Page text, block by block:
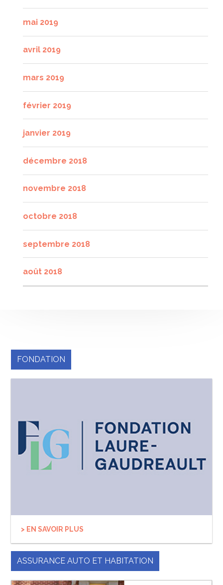
mai 2019
avril 2019
mars 2019
février 2019
janvier 2019
décembre 2018
novembre 2018
octobre 2018
septembre 2018
août 2018
FONDATION
> EN SAVOIR PLUS
ASSURANCE AUTO ET HABITATION